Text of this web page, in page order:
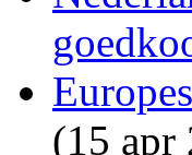
(15 apr